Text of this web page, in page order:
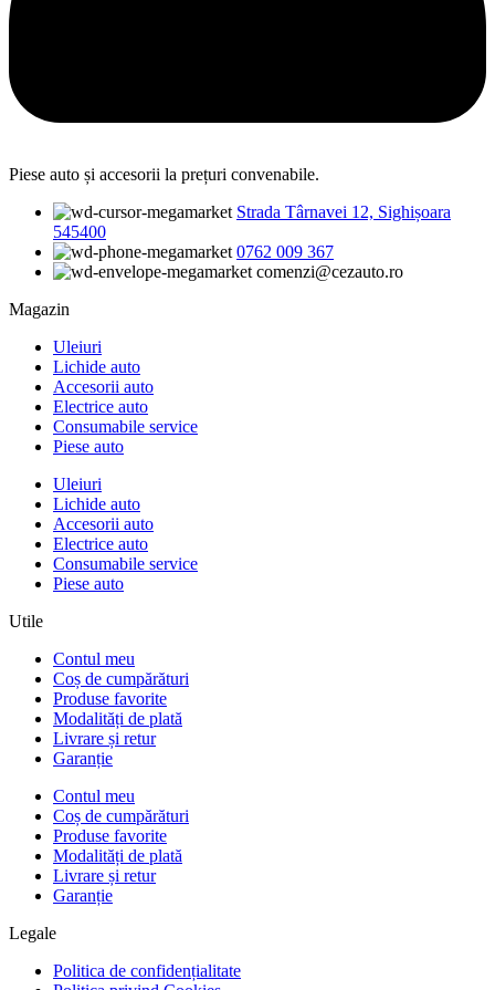
Piese auto și accesorii la prețuri convenabile.
Strada Târnavei 12, Sighișoara
545400
0762 009 367
comenzi@cezauto.ro
Magazin
Uleiuri
Lichide auto
Accesorii auto
Electrice auto
Consumabile service
Piese auto
Uleiuri
Lichide auto
Accesorii auto
Electrice auto
Consumabile service
Piese auto
Utile
Contul meu
Coș de cumpărături
Produse favorite
Modalități de plată
Livrare și retur
Garanție
Contul meu
Coș de cumpărături
Produse favorite
Modalități de plată
Livrare și retur
Garanție
Legale
Politica de confidențialitate